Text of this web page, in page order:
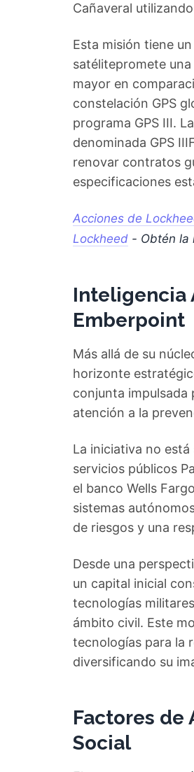
Cañaveral
Esta misión tiene
satélitepromete
mayor en
constelación GPS
programa GPS III.
denominada GPS
renovar contratos
especificaciones
Acciones de
Lockheed - Obtén la
Inteligencia
Emberpoint
Más allá de su
horizonte
conjunta impulsada
atención a la
La iniciativa no está
servicios públicos
el banco Wells
sistemas
de riesgos y una
Desde una
un capital inicial
tecnologías
ámbito civil. Este
tecnologías para la
diversificando su
Factores de
Social